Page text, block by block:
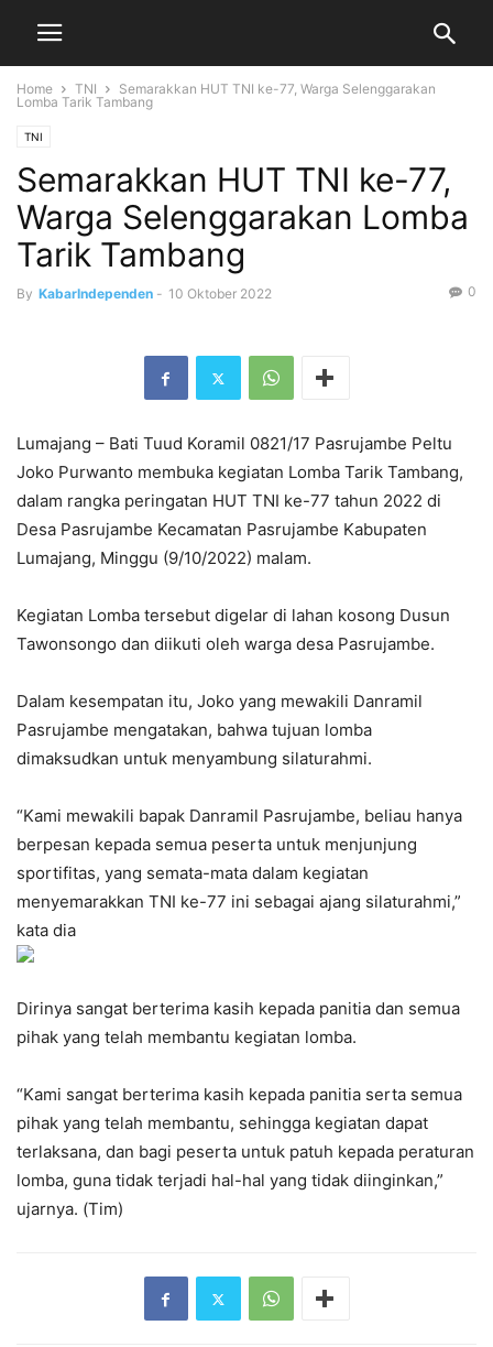
Home TNI
Semarakkan HUT TNI ke-77, Warga Selenggarakan
Lomba Tarik Tambang
TNI
Semarakkan HUT TNI ke-77,
Warga Selenggarakan Lomba
Tarik Tambang
By KabarIndependen - 10 Oktober 2022 0
Lumajang – Bati Tuud Koramil 0821/17 Pasrujambe Peltu
Joko Purwanto membuka kegiatan Lomba Tarik Tambang,
dalam rangka peringatan HUT TNI ke-77 tahun 2022 di
Desa Pasrujambe Kecamatan Pasrujambe Kabupaten
Lumajang, Minggu (9/10/2022) malam.
Kegiatan Lomba tersebut digelar di lahan kosong Dusun
Tawonsongo dan diikuti oleh warga desa Pasrujambe.
Dalam kesempatan itu, Joko yang mewakili Danramil
Pasrujambe mengatakan, bahwa tujuan lomba
dimaksudkan untuk menyambung silaturahmi.
“Kami mewakili bapak Danramil Pasrujambe, beliau hanya
berpesan kepada semua peserta untuk menjunjung
sportifitas, yang semata-mata dalam kegiatan
menyemarakkan TNI ke-77 ini sebagai ajang silaturahmi,”
kata dia
Dirinya sangat berterima kasih kepada panitia dan semua
pihak yang telah membantu kegiatan lomba.
“Kami sangat berterima kasih kepada panitia serta semua
pihak yang telah membantu, sehingga kegiatan dapat
terlaksana, dan bagi peserta untuk patuh kepada peraturan
lomba, guna tidak terjadi hal-hal yang tidak diinginkan,”
ujarnya. (Tim)